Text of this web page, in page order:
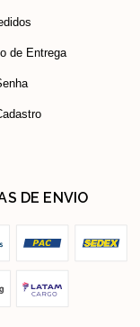
de Entrega
DE ENVIO